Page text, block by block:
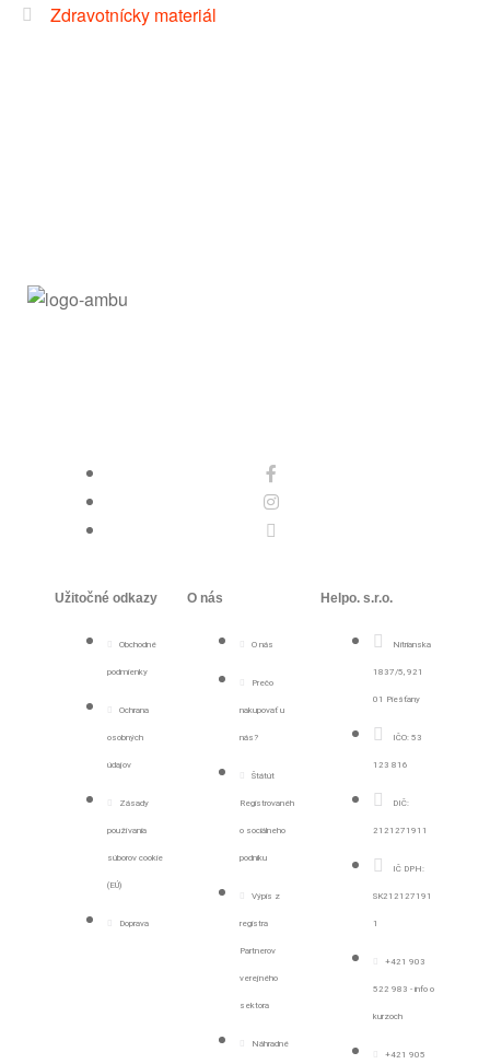
Zdravotnícky materiál
Užitočné odkazy
Obchodné
podmienky
Ochrana
osobných
údajov
Zásady
používania
súborov cookie
(EÚ)
Doprava
O nás
O nás
Prečo
nakupovať u
nás?
Štátút
Registrovanéh
o sociálneho
podniku
Výpis z
registra
Partnerov
verejného
sektora
Náhradné
Helpo. s.r.o.
Nitrianska
1837/5, 921
01 Piešťany
IČO: 53
123 816
DIČ:
2121271911
IČ DPH:
SK212127191
1
+421 903
522 983 - info o
kurzoch
+421 905